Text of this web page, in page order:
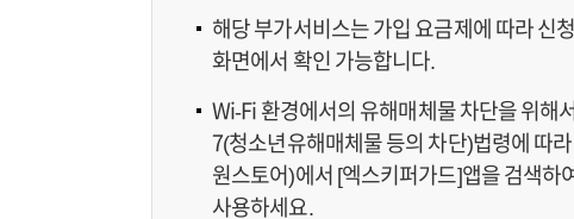
해당 부가서비스는 가입 요금제에 따라 신
화면에서 확인 가능합니다.
Wi-Fi 환경에서의 유해매체물 차단을 위해
7(청소년유해매체물 등의 차단)법령에 따
원스토어)에서 [엑스키퍼가드]앱을 검색하
사용하세요.